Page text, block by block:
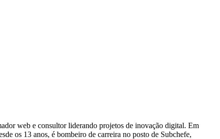
web e consultor liderando projetos de inovação digital. Em
os 13 anos, é bombeiro de carreira no posto de Subchefe,